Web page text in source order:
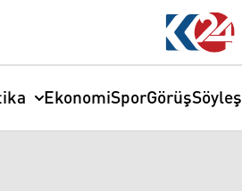
EkonomiSporGörüş